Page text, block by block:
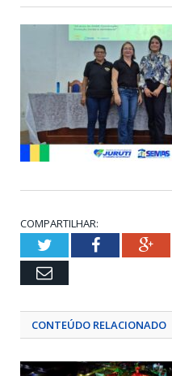
COMPARTILHAR:
TwitterFacebook
Email
CONTEÚDO RELACIONADO